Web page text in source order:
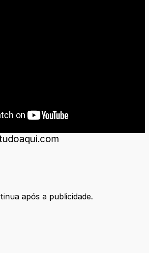
após a publicidade.